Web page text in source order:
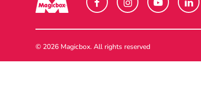
© 2026 Magicbox. All rights reserved